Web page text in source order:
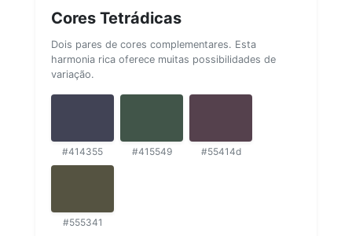
Cores Tetrádicas
Dois pares de cores complementares. Esta
harmonia rica oferece muitas possibilidades de
variação.
#414355 #415549 #55414d
#555341